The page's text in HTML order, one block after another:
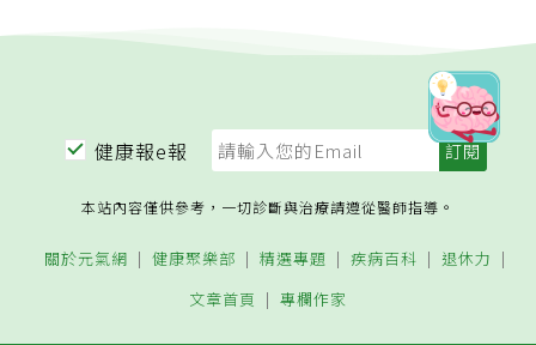
健康報e報
本站內容僅供參考，一切診斷與治療請遵從醫師指導。
關於元氣網 健康聚樂部 精選專題 疾病百科
退休力
文章首頁
專欄作家